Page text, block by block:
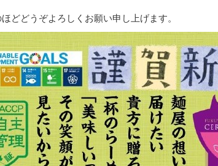
どどうぞよろしくお願い申し上げます。